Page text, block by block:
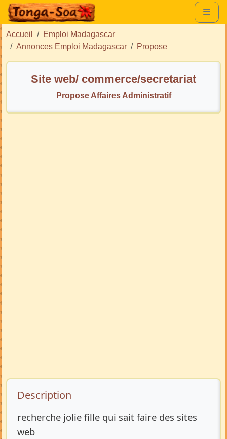
Accueil
Emploi Madagascar
Annonces Emploi Madagascar
Propose
Site web/ commerce/secretariat
Propose Affaires Administratif
Description de l’annonce
Description
recherche jolie fille qui sait faire des sites
web